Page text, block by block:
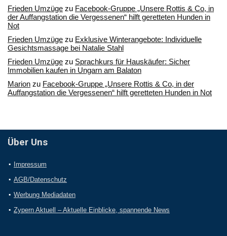
Frieden Umzüge zu Facebook-Gruppe „Unsere Rottis & Co, in
der Auffangstation die Vergessenen“ hilft geretteten Hunden in
Not
Frieden Umzüge zu Exklusive Winterangebote: Individuelle
Gesichtsmassage bei Natalie Stahl
Frieden Umzüge zu Sprachkurs für Hauskäufer: Sicher
Immobilien kaufen in Ungarn am Balaton
Marion zu Facebook-Gruppe „Unsere Rottis & Co, in der
Auffangstation die Vergessenen“ hilft geretteten Hunden in Not
Über Uns
Impressum
AGB/Datenschutz
Werbung Mediadaten
Zypern Aktuell – Aktuelle Einblicke, spannende News